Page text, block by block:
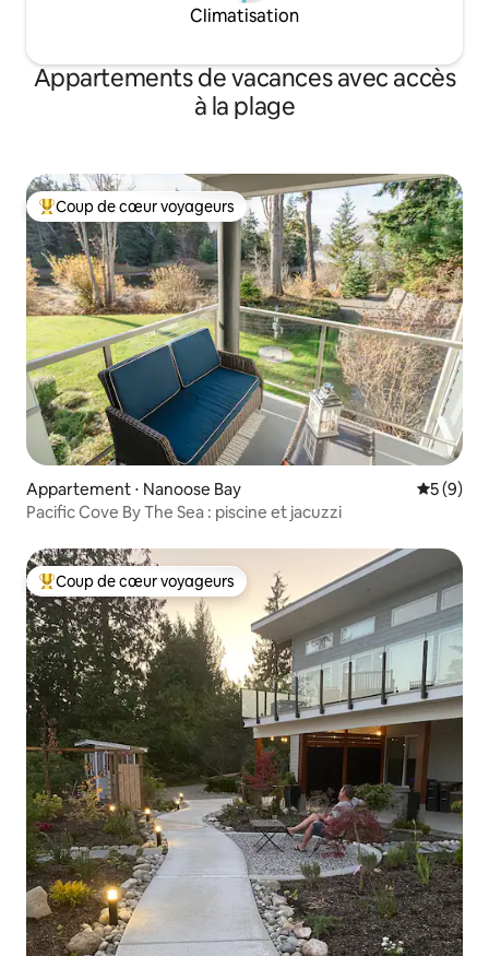
Climatisation
Appartements de vacances avec accès
à la plage
Coups de cœur voyageurs les plus appréciés
Coup de cœur voyageurs
Appartement ⋅ Nanoose Bay
5 (9)
Pacific Cove By The Sea : piscine et jacuzzi
Coups de cœur voyageurs les plus appréciés
Coup de cœur voyageurs